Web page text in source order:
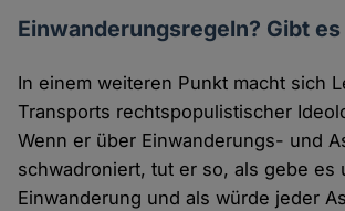
Einwanderungsregeln? Gibt
In einem weiteren Punkt macht sich
Transports rechtspopulistischer
Wenn er über Einwanderungs- und
schwadroniert, tut er so, als gebe es
Einwanderung und als würde jeder